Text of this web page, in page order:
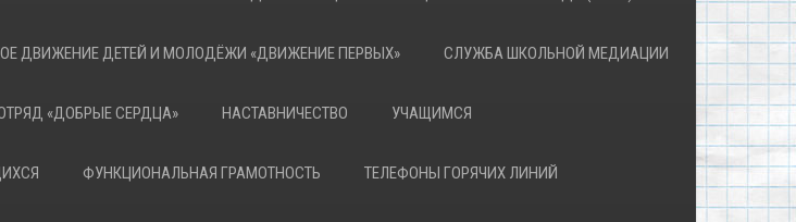
ДВИЖЕНИЕ ДЕТЕЙ И МОЛОДЁЖИ «ДВИЖЕНИЕ ПЕРВЫХ» СЛУЖБА ШКОЛЬНОЙ МЕДИАЦИИ
«ДОБРЫЕ СЕРДЦА» НАСТАВНИЧЕСТВО УЧАЩИМСЯ
ФУНКЦИОНАЛЬНАЯ ГРАМОТНОСТЬ ТЕЛЕФОНЫ ГОРЯЧИХ ЛИНИЙ